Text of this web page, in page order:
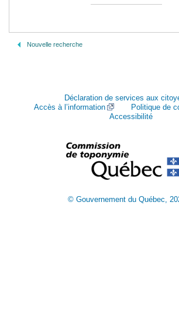
Nouvelle recherche
Déclaration de services aux
Accès à l’information
Politique de
Accessibilité
© Gouvernement du Québec,